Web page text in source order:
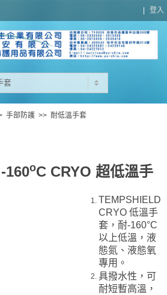
登入
手部防護 >> 耐低溫手套
160oC CRYO 超低溫手
TEMPSHIELD
CRYO 低溫手
套，耐-160°C
以上低溫，液
態氮、液態氧
專用。
具撥水性，可
耐短暫高溫，